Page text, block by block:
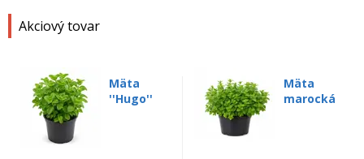
Akciový tovar
Mäta
''Hugo''
Mäta
marocká